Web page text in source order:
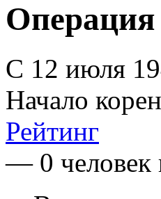
Операция
С 12 июля
Начало
Рейтинг
— 0 человек